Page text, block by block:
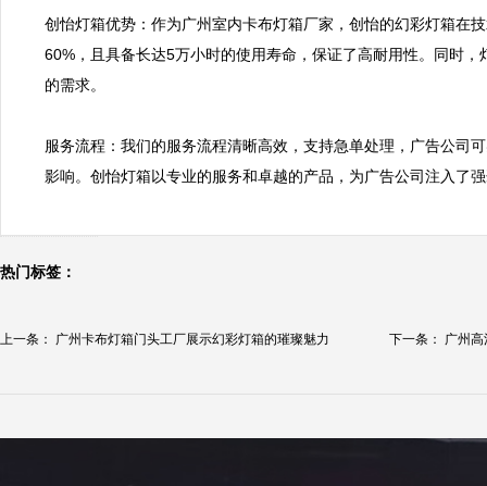
创怡灯箱优势：作为广州室内卡布灯箱厂家，创怡的幻彩灯箱在
60%，且具备长达5万小时的使用寿命，保证了高耐用性。同时
的需求。
服务流程：我们的服务流程清晰高效，支持急单处理，广告公司
影响。创怡灯箱以专业的服务和卓越的产品，为广告公司注入了
热门标签：
上一条： 广州卡布灯箱门头工厂展示幻彩灯箱的璀璨魅力 下一条： 广州